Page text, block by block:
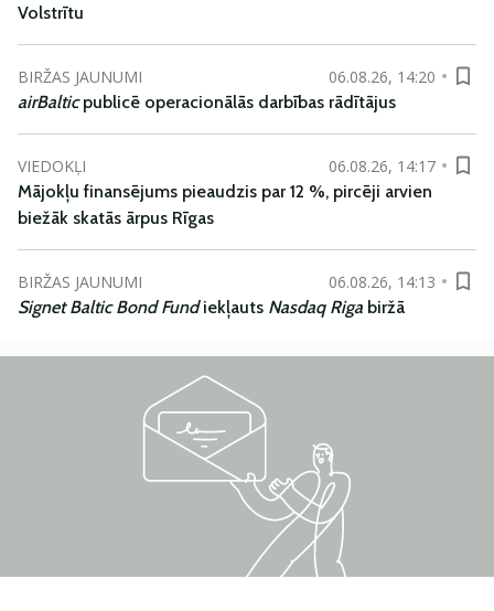
Volstrītu
BIRŽAS JAUNUMI
06.08.26, 14:20
airBalticpublicē operacionālās darbības rādītājus
VIEDOKĻI
06.08.26, 14:17
Mājokļu finansējums pieaudzis par 12 %, pircēji arvien
biežāk skatās ārpus Rīgas
BIRŽAS JAUNUMI
06.08.26, 14:13
Signet Baltic Bond Fundiekļauts Nasdaq Riga biržā